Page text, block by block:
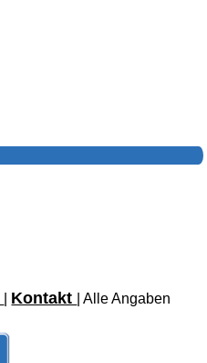
Kontakt
| Alle Angaben